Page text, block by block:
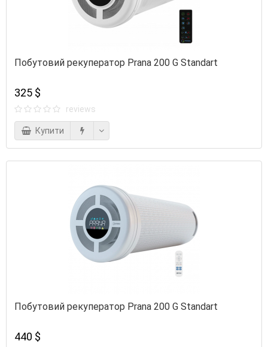
Побутовий рекуператор Prana 200 G Standart
325 $
reviews
Купити
Побутовий рекуператор Prana 200 G Standart
440 $